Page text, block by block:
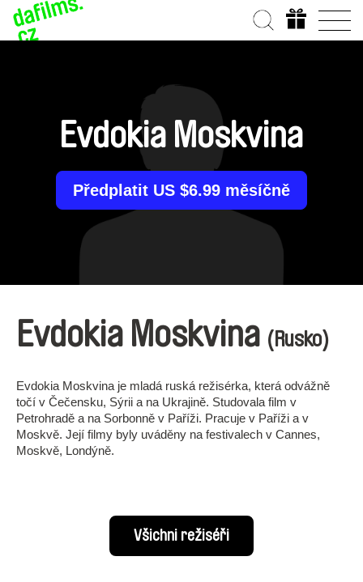
Evdokia Moskvina
Předplatit US $6.99 měsíčně
Evdokia Moskvina (Rusko)
Evdokia Moskvina je mladá ruská režisérka, která odvážně
točí v Čečensku, Sýrii a na Ukrajině. Studovala film v
Petrohradě a na Sorbonně v Paříži. Pracuje v Paříži a v
Moskvě. Její filmy byly uváděny na festivalech v Cannes,
Moskvě, Londýně.
Všichni režiséři